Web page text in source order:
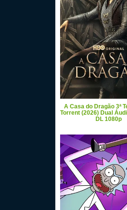
A Casa do Dragão 3ª
Torrent (2026) Dual
DL 1080p